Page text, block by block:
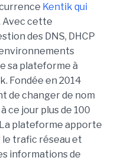
Kentik qui
Avec cette
des DNS, DHCP
environnements
sa plateforme à
Fondée en 2014
de changer de nom
ce jour plus de 100
plateforme apporte
trafic réseau et
informations de